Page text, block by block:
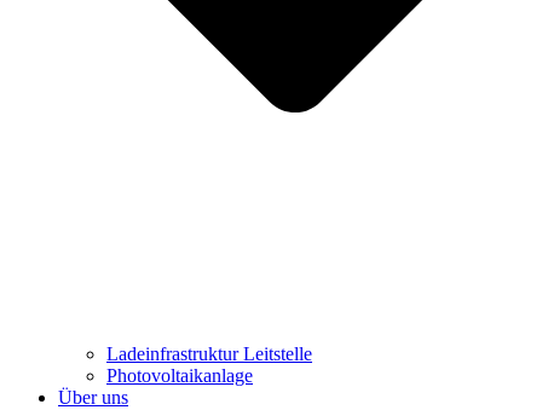
Ladeinfrastruktur Leitstelle
Photovoltaikanlage
Über uns